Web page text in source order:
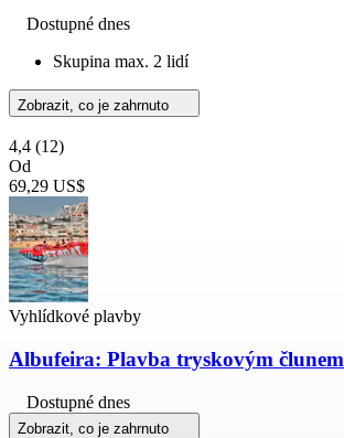
Dostupné dnes
Skupina max. 2 lidí
Zobrazit, co je zahrnuto
4,4 (12)
Od
69,29 US$
Vyhlídkové plavby
Albufeira: Plavba tryskovým člunem
Dostupné dnes
Zobrazit, co je zahrnuto